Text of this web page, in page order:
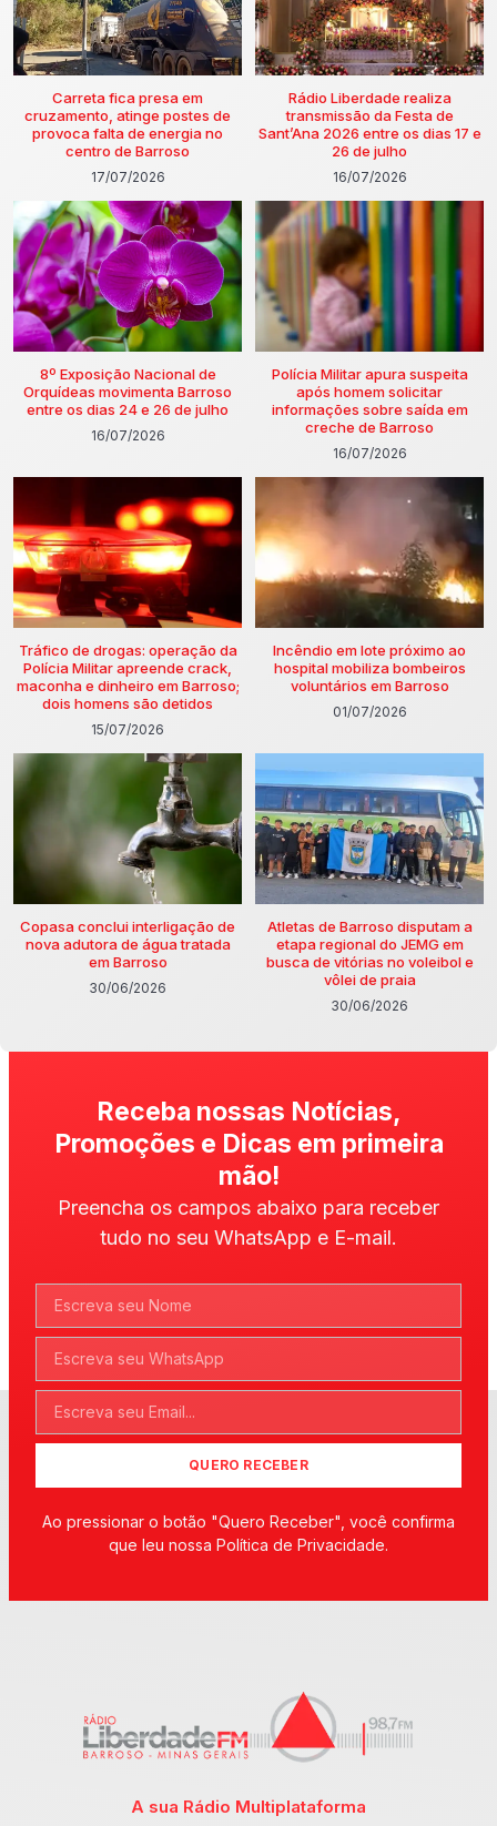
Carreta fica presa em
cruzamento, atinge postes de
provoca falta de energia no
centro de Barroso
17/07/2026
Rádio Liberdade realiza
transmissão da Festa de
Sant’Ana 2026 entre os dias 17 e
26 de julho
16/07/2026
8º Exposição Nacional de
Orquídeas movimenta Barroso
entre os dias 24 e 26 de julho
16/07/2026
Polícia Militar apura suspeita
após homem solicitar
informações sobre saída em
creche de Barroso
16/07/2026
Tráfico de drogas: operação da
Polícia Militar apreende crack,
maconha e dinheiro em Barroso;
dois homens são detidos
15/07/2026
Incêndio em lote próximo ao
hospital mobiliza bombeiros
voluntários em Barroso
01/07/2026
Copasa conclui interligação de
nova adutora de água tratada
em Barroso
30/06/2026
Atletas de Barroso disputam a
etapa regional do JEMG em
busca de vitórias no voleibol e
vôlei de praia
30/06/2026
Receba nossas Notícias,
Promoções e Dicas em primeira
mão!
Preencha os campos abaixo para receber
tudo no seu WhatsApp e E-mail.
QUERO RECEBER
Ao pressionar o botão "Quero Receber", você confirma
que leu nossa Política de Privacidade.
A sua Rádio Multiplataforma